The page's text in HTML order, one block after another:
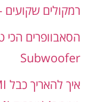
רמקולים
הסאבוופרים הכי
Subwoofer